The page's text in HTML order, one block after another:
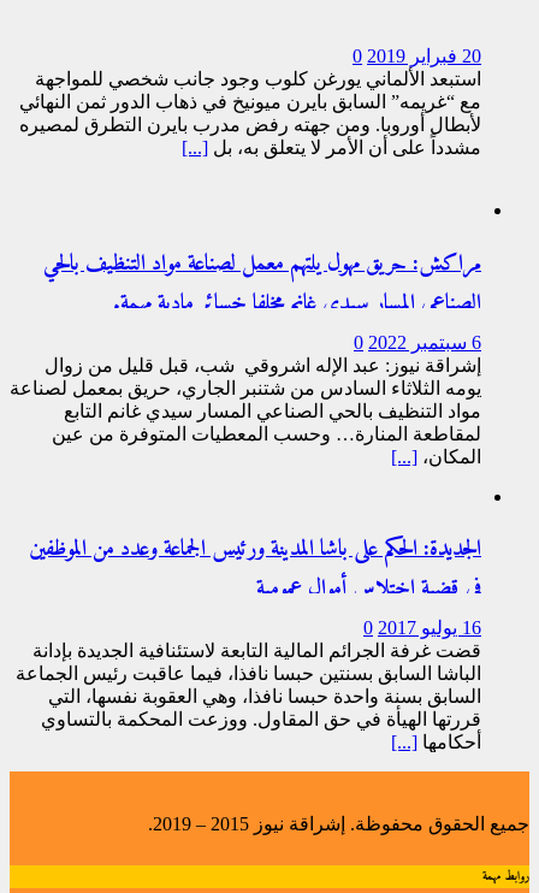
20 فبراير 2019
0
استبعد الألماني يورغن كلوب وجود جانب شخصي للمواجهة
مع “غريمه” السابق بايرن ميونيخ في ذهاب الدور ثمن النهائي
لأبطال أوروبا. ومن جهته رفض مدرب بايرن التطرق لمصيره
مشدداً على أن الأمر لا يتعلق به، بل [...]
مراكش: حريق مهول يلتهم معمل لصناعة مواد التنظيف بالحي
الصناعي المسار سيدي غانم مخلفا خسائر مادية مهمة.
6 سبتمبر 2022
0
إشراقة نيوز: عبد الإله اشروقي شب، قبل قليل من زوال
يومه الثلاثاء السادس من شتنبر الجاري، حريق بمعمل لصناعة
مواد التنظيف بالحي الصناعي المسار سيدي غانم التابع
لمقاطعة المنارة… وحسب المعطيات المتوفرة من عين
المكان، [...]
الجديدة: الحكم على باشا المدينة ورئيس الجماعة وعدد من الموظفين
في قضية اختلاس أموال عمومية
16 يوليو 2017
0
قضت غرفة الجرائم المالية التابعة لاستئنافية الجديدة بإدانة
الباشا السابق بسنتين حبسا نافذا، فيما عاقبت رئيس الجماعة
السابق بسنة واحدة حبسا نافذا، وهي العقوبة نفسها، التي
قررتها الهيأة في حق المقاول. ووزعت المحكمة بالتساوي
أحكامها [...]
جميع الحقوق محفوظة. إشراقة نيوز 2015 – 2019.
روابط مهمة